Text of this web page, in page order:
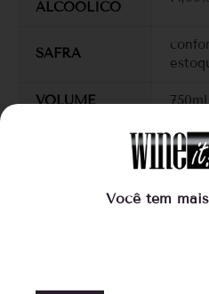
ALCOOLICO
SAFRA
VOLUME 750ml
Você tem